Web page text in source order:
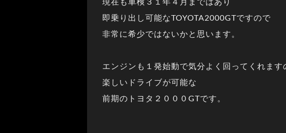
現在も車検３１年４月まではあり
即乗り出し可能なTOYOTA2000GTですので
非常に希少ではないかと思います。
エンジンも１発始動で気分よく回ってくれます
楽しいドライブが可能な
前期のトヨタ２０００GTです。